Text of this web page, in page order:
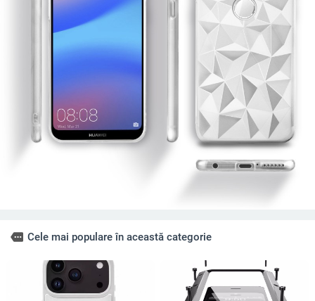
more Cele mai populare în această categorie